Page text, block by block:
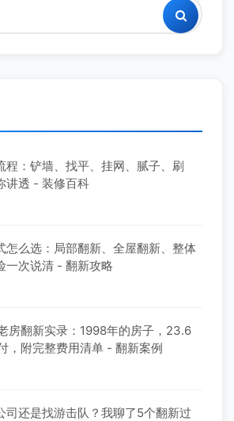
程：铲墙、找平、挂网、腻子、刷
讲透 - 装修百科
怎么选：局部翻新、全屋翻新、整体
一次说清 - 翻新攻略
房翻新实录：1998年的房子，23.6
，附完整费用清单 - 翻新案例
司还是找游击队？我聊了5个翻新过